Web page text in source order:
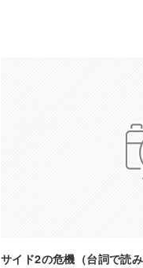
サイド2の危機（台詞で読